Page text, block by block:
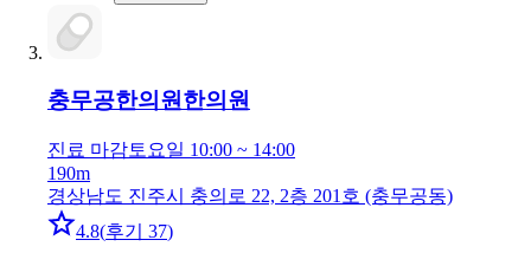
충무공한의원한의원
진료 마감토요일 10:00 ~ 14:00
190m
경상남도 진주시 충의로 22, 2층 201호 (충무공동)
4.8(후기 37)